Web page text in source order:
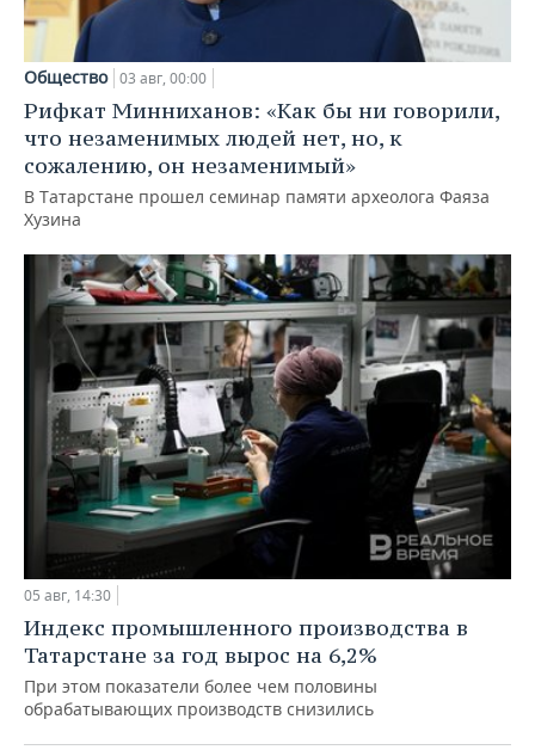
Общество 03 авг, 00:00
Рифкат Минниханов: «Как бы ни говорили,
что незаменимых людей нет, но, к
сожалению, он незаменимый»
В Татарстане прошел семинар памяти археолога Фаяза
Хузина
05 авг, 14:30
Индекс промышленного производства в
Татарстане за год вырос на 6,2%
При этом показатели более чем половины
обрабатывающих производств снизились